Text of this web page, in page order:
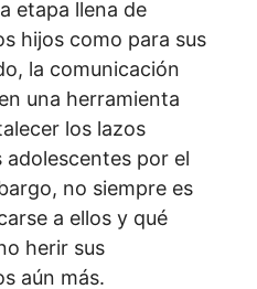
etapa llena de
hijos como para sus
la comunicación
una herramienta
los lazos
adolescentes por el
no siempre es
a ellos y qué
herir sus
aún más.